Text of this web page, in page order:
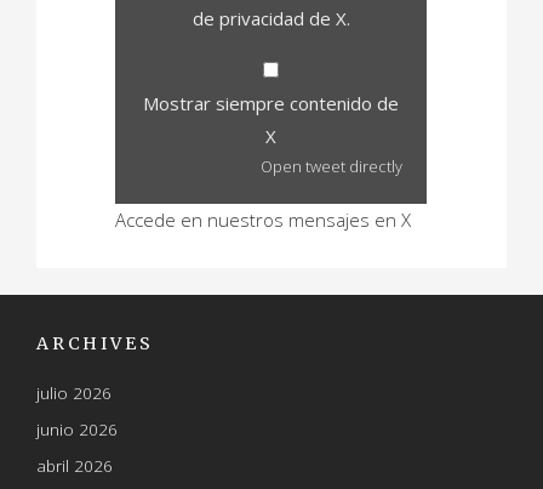
de privacidad de X.
Mostrar siempre contenido de
X
Open tweet directly
Accede en nuestros mensajes en X
ARCHIVES
julio 2026
junio 2026
abril 2026